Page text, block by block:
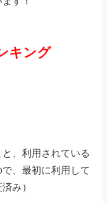
キング
、利用されている
、最初に利用して
み）